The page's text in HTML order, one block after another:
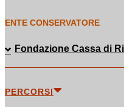
ENTE CONSERVATORE
Fondazione Cassa di
PERCORSI